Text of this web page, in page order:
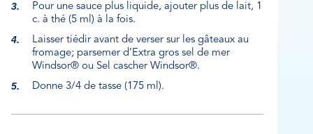
Pour une sauce plus liquide, ajouter plus de lait, 1
c. à thé (5 ml) à la fois.
Laisser tiédir avant de verser sur les gâteaux au
fromage; parsemer d’Extra gros sel de mer
Windsor® ou Sel cascher Windsor®.
Donne 3/4 de tasse (175 ml).